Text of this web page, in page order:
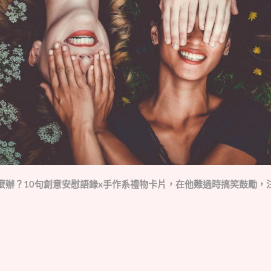
辦？10句創意安慰語錄x手作系禮物卡片，在他難過時搞笑鼓勵，